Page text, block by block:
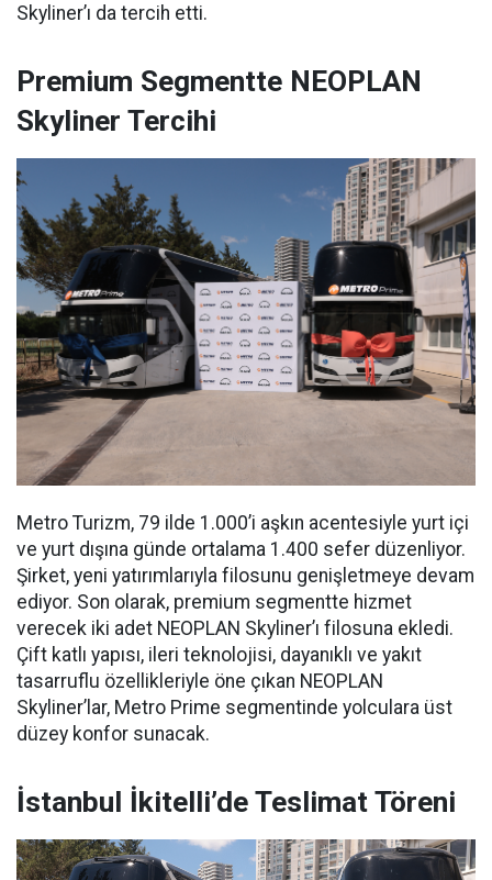
Skyliner’ı da tercih etti.
Premium Segmentte NEOPLAN
Skyliner Tercihi
Metro Turizm, 79 ilde 1.000’i aşkın acentesiyle yurt içi
ve yurt dışına günde ortalama 1.400 sefer düzenliyor.
Şirket, yeni yatırımlarıyla filosunu genişletmeye devam
ediyor. Son olarak, premium segmentte hizmet
verecek iki adet NEOPLAN Skyliner’ı filosuna ekledi.
Çift katlı yapısı, ileri teknolojisi, dayanıklı ve yakıt
tasarruflu özellikleriyle öne çıkan NEOPLAN
Skyliner’lar, Metro Prime segmentinde yolculara üst
düzey konfor sunacak.
İstanbul İkitelli’de Teslimat Töreni